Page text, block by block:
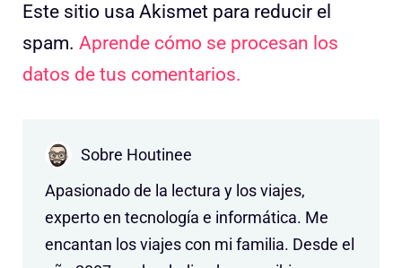
Este sitio usa Akismet para reducir el
spam. Aprende cómo se procesan los
datos de tus comentarios.
Sobre Houtinee
Apasionado de la lectura y los viajes,
experto en tecnología e informática. Me
encantan los viajes con mi familia. Desde el